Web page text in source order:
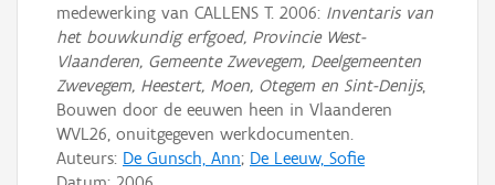
medewerking van CALLENS T. 2006: Inventaris van
het bouwkundig erfgoed, Provincie West-
Vlaanderen, Gemeente Zwevegem, Deelgemeenten
Zwevegem, Heestert, Moen, Otegem en Sint-Denijs,
Bouwen door de eeuwen heen in Vlaanderen
WVL26, onuitgegeven werkdocumenten.
Auteurs: De Gunsch, Ann; De Leeuw, Sofie